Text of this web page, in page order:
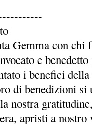
Gemma con
e
i benefici
di benedizioni si
nostra
apristi a nostro